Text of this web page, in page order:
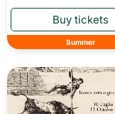
Summer